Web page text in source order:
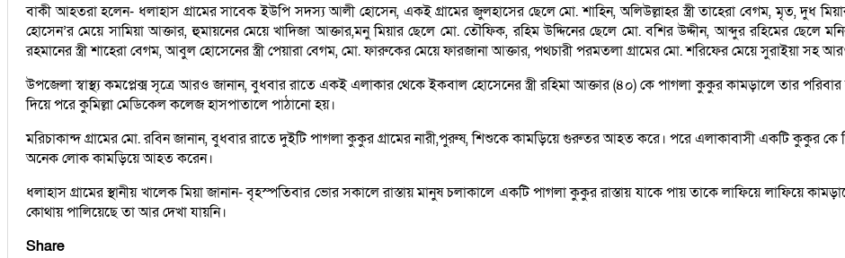
বাকী আহতরা হলেন- ধলাহাস গ্রামের সাবেক ইউপি সদস্য আলী হোসেন, একই গ্রামের জুলহাসের ছেলে মো. শাহিন, অলিউল্লাহর স্ত্রী তাহেরা বেগম, মৃত, দুধ
হোসেন’র মেয়ে সামিয়া আক্তার, হুমায়নের মেয়ে খাদিজা আক্তার,মনু মিয়ার ছেলে মো. তৌফিক, রহিম উদ্দিনের ছেলে মো. বশির উদ্দীন, আব্দুর রহিমের ছেলে
রহমানের স্ত্রী শাহেরা বেগম, আবুল হোসেনের স্ত্রী পেয়ারা বেগম, মো. ফারুকের মেয়ে ফারজানা আক্তার, পথচারী পরমতলা গ্রামের মো. শরিফের মেয়ে সুরাইয়া সহ
উপজেলা স্বাস্থ্য কমপ্লেক্স সৃত্রে আরও জানান, বুধবার রাতে একই এলাকার থেকে ইকবাল হোসেনের স্ত্রী রহিমা আক্তার (৪০) কে পাগলা কুকুর কামড়ালে তার
দিয়ে পরে কুমিল্লা মেডিকেল কলেজ হাসপাতালে পাঠানো হয়।
মরিচাকান্দ গ্রামের মো. রবিন জানান, বুধবার রাতে দুইটি পাগলা কুকুর গ্রামের নারী,পুরুষ, শিশুকে কামড়িয়ে গুরুতর আহত করে। পরে এলাকাবাসী একটি কুকুর
অনেক লোক কামড়িয়ে আহত করেন।
ধলাহাস গ্রামের স্থানীয় খালেক মিয়া জানান- বৃহস্পতিবার ভোর সকালে রাস্তায় মানুষ চলাকালে একটি পাগলা কুকুর রাস্তায় যাকে পায় তাকে লাফিয়ে লাফিয়ে
কোথায় পালিয়েছে তা আর দেখা যায়নি।
Share